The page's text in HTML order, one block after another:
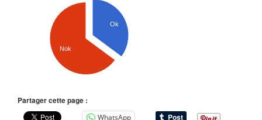
Ok
Nok
Partager cette page :
WhatsApp